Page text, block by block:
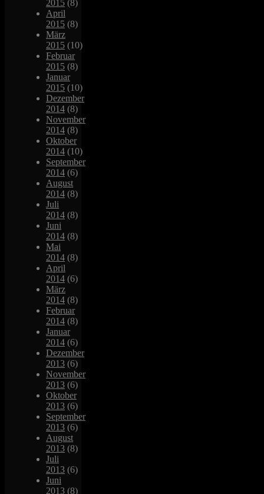
2015 (8)
April
2015 (8)
März
2015 (10)
Februar
2015 (8)
Januar
2015 (10)
Dezember
2014 (8)
November
2014 (8)
Oktober
2014 (10)
September
2014 (6)
August
2014 (8)
Juli
2014 (8)
Juni
2014 (8)
Mai
2014 (8)
April
2014 (6)
März
2014 (8)
Februar
2014 (8)
Januar
2014 (6)
Dezember
2013 (6)
November
2013 (6)
Oktober
2013 (6)
September
2013 (6)
August
2013 (8)
Juli
2013 (6)
Juni
2013 (8)